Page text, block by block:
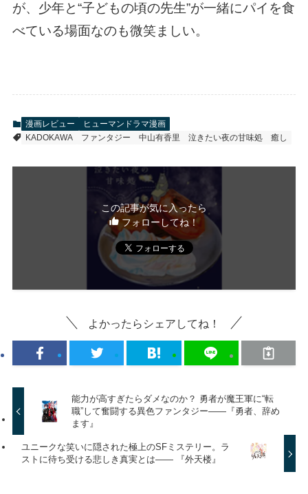
が、少年と“子どもの頃の先生”が一緒にパイを食
べている場面なのも微笑ましい。
漫画レビュー
ヒューマンドラマ漫画
KADOKAWA
ファンタジー 中山有香里 泣きたい夜の甘味処 癒し
この記事が気に入ったら
フォローしてね！
よかったらシェアしてね！
能力が高すぎたらダメなのか？ 勇者が魔王軍に“転
職”して奮闘する異色ファンタジー――『勇者、辞め
ます』
ユニークな笑いに隠された極上のSFミステリー。ラ
ストに待ち受ける悲しき真実とは—— 『外天楼』